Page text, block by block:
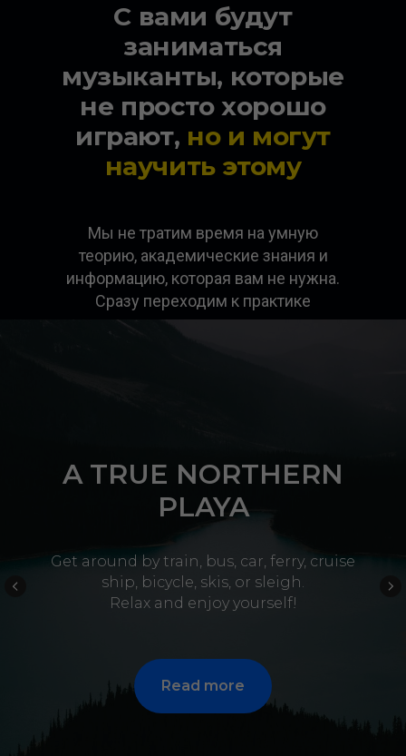
С вами будут
заниматься
музыканты, которые
не просто хорошо
играют, но и могут
научить этому
Мы не тратим время на умную
теорию, академические знания и
информацию, которая вам не нужна.
Сразу переходим к практике
A TRUE NORTHERN
PLAYA
Get around by train, bus, car, ferry, cruise
ship, bicycle, skis, or sleigh.
Relax and enjoy yourself!
Read more